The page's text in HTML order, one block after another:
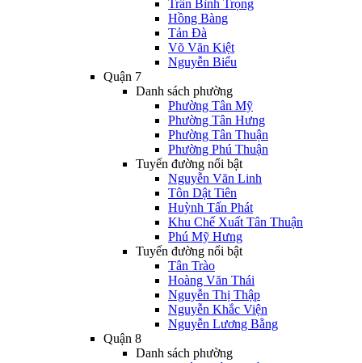
Trần Bình Trọng
Hồng Bàng
Tản Đà
Võ Văn Kiệt
Nguyễn Biểu
Quận 7
Danh sách phường
Phường Tân Mỹ
Phường Tân Hưng
Phường Tân Thuận
Phường Phú Thuận
Tuyến đường nổi bật
Nguyễn Văn Linh
Tôn Dật Tiên
Huỳnh Tấn Phát
Khu Chế Xuất Tân Thuận
Phú Mỹ Hưng
Tuyến đường nổi bật
Tân Trào
Hoàng Văn Thái
Nguyễn Thị Thập
Nguyễn Khắc Viện
Nguyễn Lương Bằng
Quận 8
Danh sách phường